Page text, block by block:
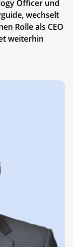
Officer und
wechselt
Rolle als CEO
weiterhin